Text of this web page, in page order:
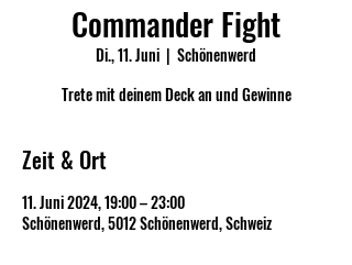
Commander Fight
Di., 11. Juni
  |
Schönenwerd
Trete mit deinem Deck an und Gewinne
Zeit & Ort
11. Juni 2024, 19:00 – 23:00
Schönenwerd, 5012 Schönenwerd, Schweiz